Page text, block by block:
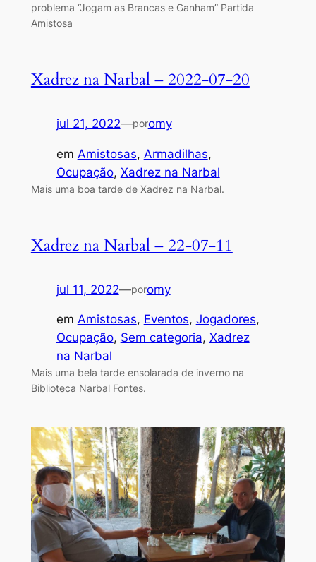
problema “Jogam as Brancas e Ganham” Partida
Amistosa
Xadrez na Narbal – 2022-07-20
jul 21, 2022—poromy
em Amistosas, Armadilhas
Ocupação, Xadrez na Narbal
Mais uma boa tarde de Xadrez na Narbal.
Xadrez na Narbal – 22-07-11
jul 11, 2022—poromy
em Amistosas, Eventos, Jogadores
Ocupação, Sem categoria, Xadrez
na Narbal
Mais uma bela tarde ensolarada de inverno na
Biblioteca Narbal Fontes.